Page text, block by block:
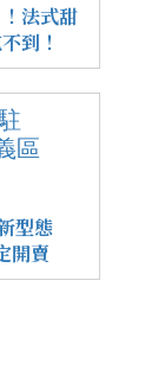
法式甜
到！
型態
開賣